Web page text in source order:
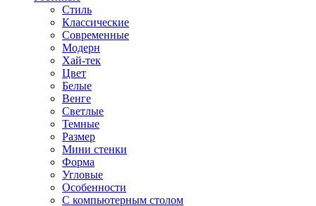
Стиль
Классические
Современные
Модерн
Хай-тек
Цвет
Белые
Венге
Светлые
Темные
Размер
Мини стенки
Форма
Угловые
Особенности
С компьютерным столом